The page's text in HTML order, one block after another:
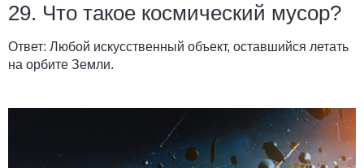
29. Что такое космический мусор?
Ответ: Любой искусственный объект, оставшийся летать
на орбите Земли.